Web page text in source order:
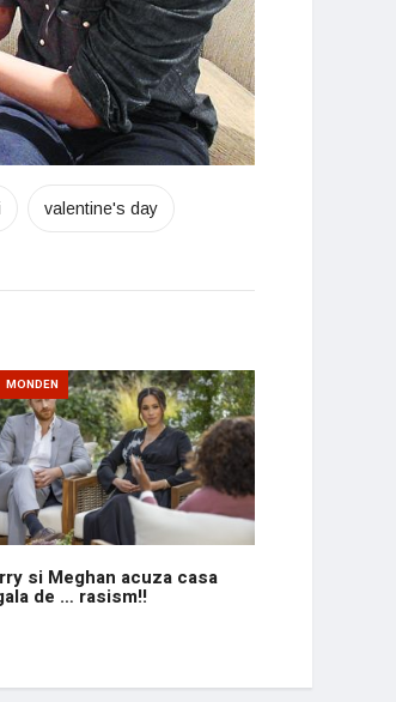
valentine's day
MONDEN
si Meghan acuza casa
de … rasism!!